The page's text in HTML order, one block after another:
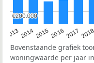
20132014201520162017 2018
€200.000
€200.000
Bovenstaande grafiek
woningwaarde per jaar